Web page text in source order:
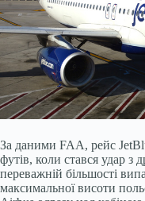
За даними FAA, рейс
футів, коли стався удар з
переважній більшості
максимальної висоти